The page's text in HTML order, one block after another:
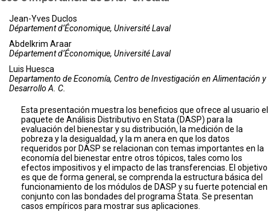
Jean-Yves Duclos
Département d’Économique, Université Laval
Abdelkrim Araar
Département d’Économique, Université Laval
Luis Huesca
Departamento de Economía, Centro de Investigación en Alimentación y
Desarrollo A. C.
Esta presentación muestra los beneficios que ofrece al usuario el
paquete de Análisis Distributivo en Stata (DASP) para la
evaluación del bienestar y su distribución, la medición de la
pobreza y la desigualdad, y la m anera en que los datos
requeridos por DASP se relacionan con temas importantes en la
economía del bienestar entre otros tópicos, tales como los
efectos impositivos y el impacto de las transferencias. El objetivo
es que de forma general, se comprenda la estructura básica del
funcionamiento de los módulos de DASP y su fuerte potencial en
conjunto con las bondades del programa Stata. Se presentan
casos empíricos para mostrar sus aplicaciones.